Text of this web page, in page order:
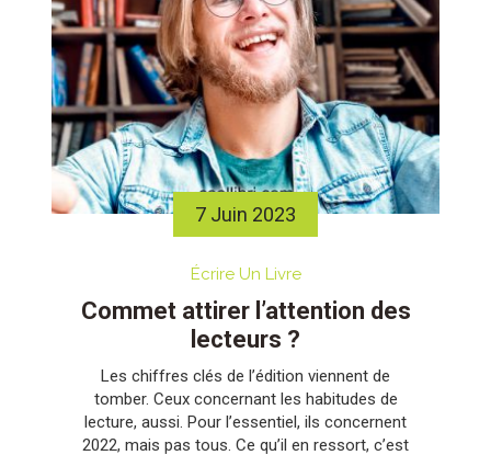
7 Juin 2023
Écrire Un Livre
Commet attirer l’attention des
lecteurs ?
Les chiffres clés de l’édition viennent de
tomber. Ceux concernant les habitudes de
lecture, aussi. Pour l’essentiel, ils concernent
2022, mais pas tous. Ce qu’il en ressort, c’est